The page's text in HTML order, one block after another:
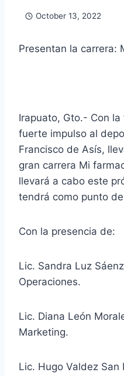
October 13, 2022
Presentan la carrera:
Irapuato, Gto.- Con
fuerte impulso al
Francisco de Asís,
gran carrera Mi
llevará a cabo este
tendrá como punto
Con la presencia de:
Lic. Sandra Luz
Operaciones.
Lic. Diana León
Marketing.
Lic. Hugo Valdez San